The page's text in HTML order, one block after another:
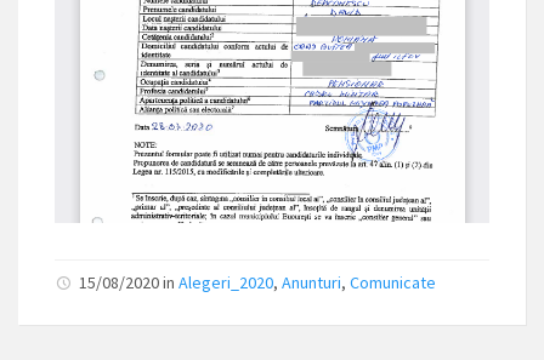
15/08/2020 in Alegeri_2020, Anunturi, Comunicate